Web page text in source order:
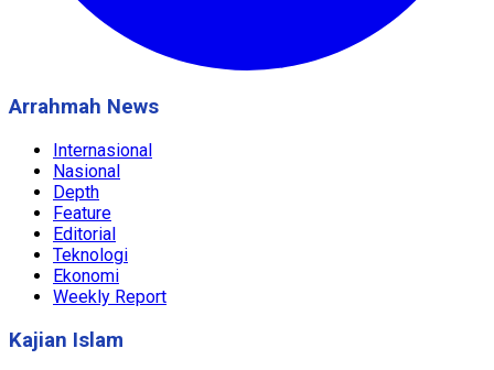
Arrahmah News
Internasional
Nasional
Depth
Feature
Editorial
Teknologi
Ekonomi
Weekly Report
Kajian Islam